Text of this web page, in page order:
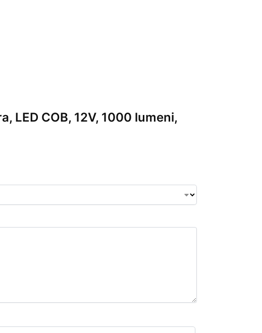
LED COB, 12V, 1000 lumeni,